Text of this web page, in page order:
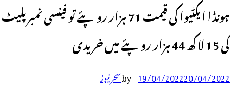
ہونڈا ا یکٹیوا کی قیمت 71 ہزار روپئے تو فینسی نمبر پلیٹ
کی 15 لا کھ 44 ہزار روپئے میں خریدی
19/04/202220/04/2022
-
byسحر نیوز